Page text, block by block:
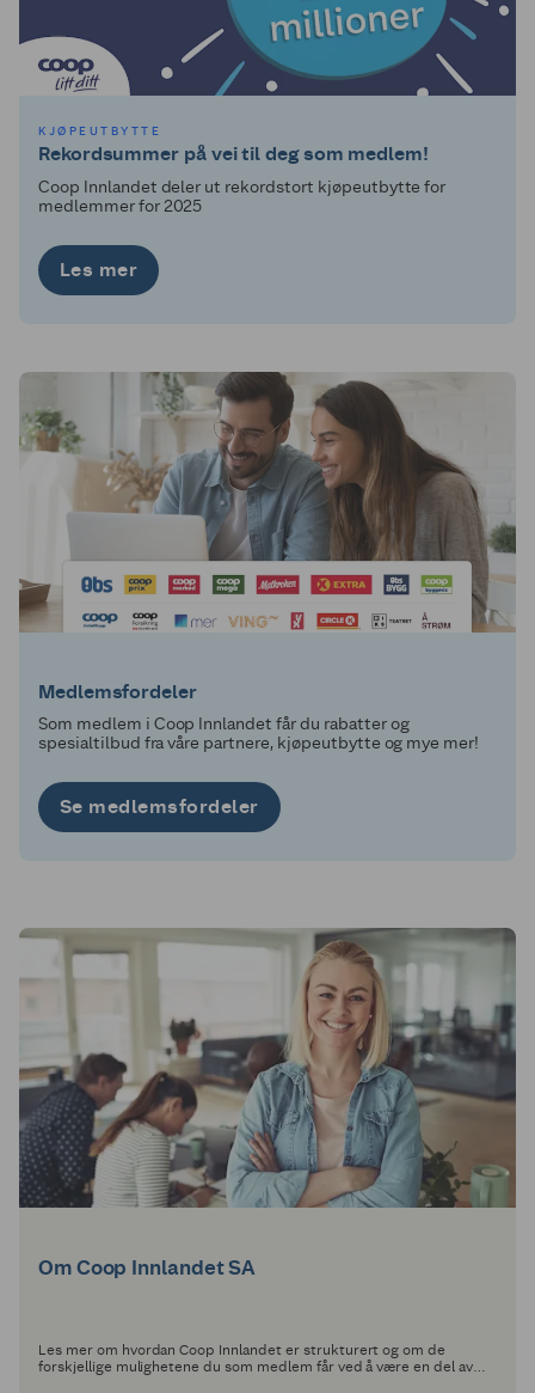
KJØPEUTBYTTE
Rekordsummer på vei til deg som medlem!
Coop Innlandet deler ut rekordstort kjøpeutbytte for
medlemmer for 2025
Les mer
Medlemsfordeler
Som medlem i Coop Innlandet får du rabatter og
spesialtilbud fra våre partnere, kjøpeutbytte og mye mer!
Se medlemsfordeler
Om Coop Innlandet SA
Les mer om hvordan Coop Innlandet er strukturert og om de
forskjellige mulighetene du som medlem får ved å være en del av